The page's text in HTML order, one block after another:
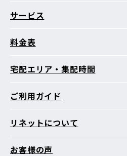
サービス
料金表
宅配エリア・集配時間
ご利用ガイド
リネットについて
お客様の声